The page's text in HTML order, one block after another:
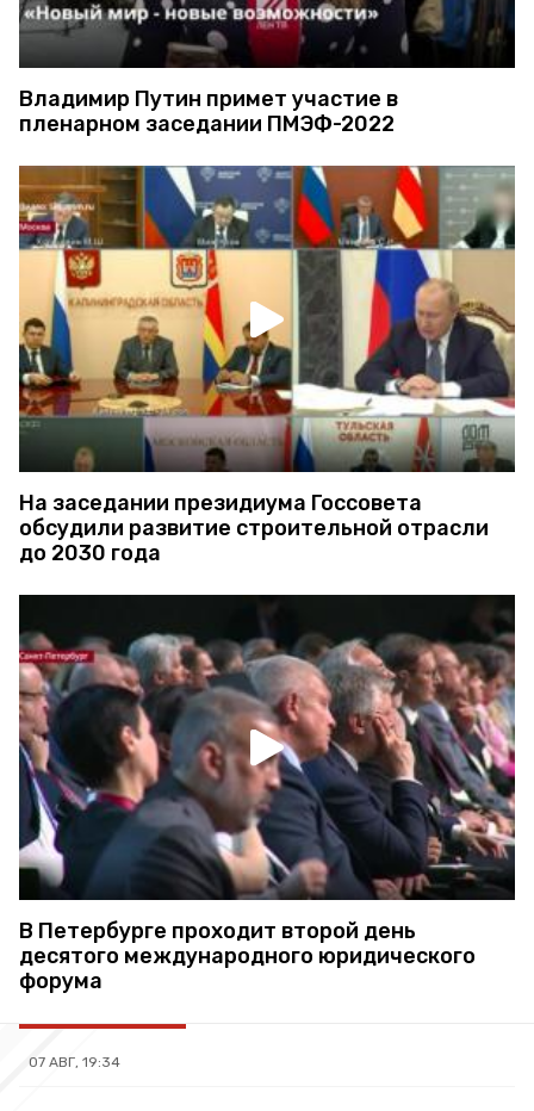
Владимир Путин примет участие в
пленарном заседании ПМЭФ-2022
На заседании президиума Госсовета
обсудили развитие строительной отрасли
до 2030 года
В Петербурге проходит второй день
десятого международного юридического
форума
07 АВГ, 19:34